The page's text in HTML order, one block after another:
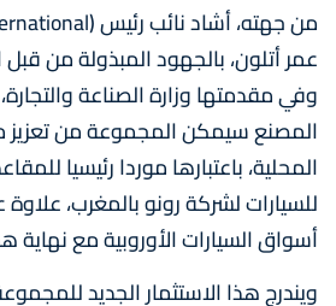
عمر أتلون، بالجهود المبذولة من قبل
وفي مقدمتها وزارة الصناعة
المصنع سيمكن المجموعة من
المحلية، باعتبارها موردا رئيسيا
للسيارات لشركة رونو بالمغرب،
أسواق السيارات الأوروبية مع نهاية